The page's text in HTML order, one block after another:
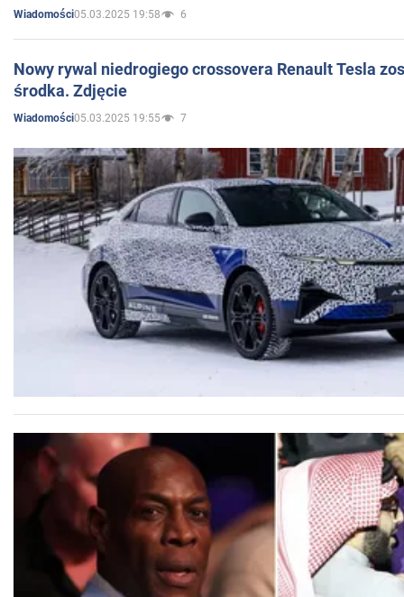
Wiadomości05.03.2025 19:58 6
Nowy rywal niedrogiego crossovera Renault Tesla
środka. Zdjęcie
Wiadomości05.03.2025 19:55 7